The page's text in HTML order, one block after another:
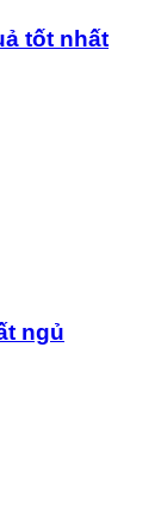
tốt nhất
ngủ